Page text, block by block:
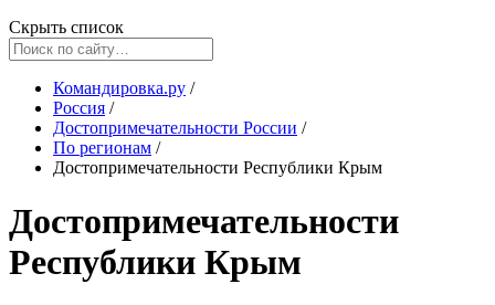
Скрыть список
Командировка.ру /
Россия /
Достопримечательности России /
По регионам /
Достопримечательности Республики Крым
Достопримечательности
Республики Крым